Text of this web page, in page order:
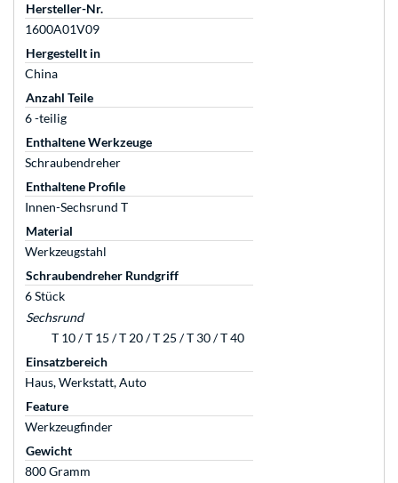
Hersteller-Nr.
1600A01V09
Hergestellt in
China
Anzahl Teile
6 -teilig
Enthaltene Werkzeuge
Schraubendreher
Enthaltene Profile
Innen-Sechsrund T
Material
Werkzeugstahl
Schraubendreher Rundgriff
6 Stück
Sechsrund
T 10 / T 15 / T 20 / T 25 / T 30 / T 40
Einsatzbereich
Haus, Werkstatt, Auto
Feature
Werkzeugfinder
Gewicht
800 Gramm